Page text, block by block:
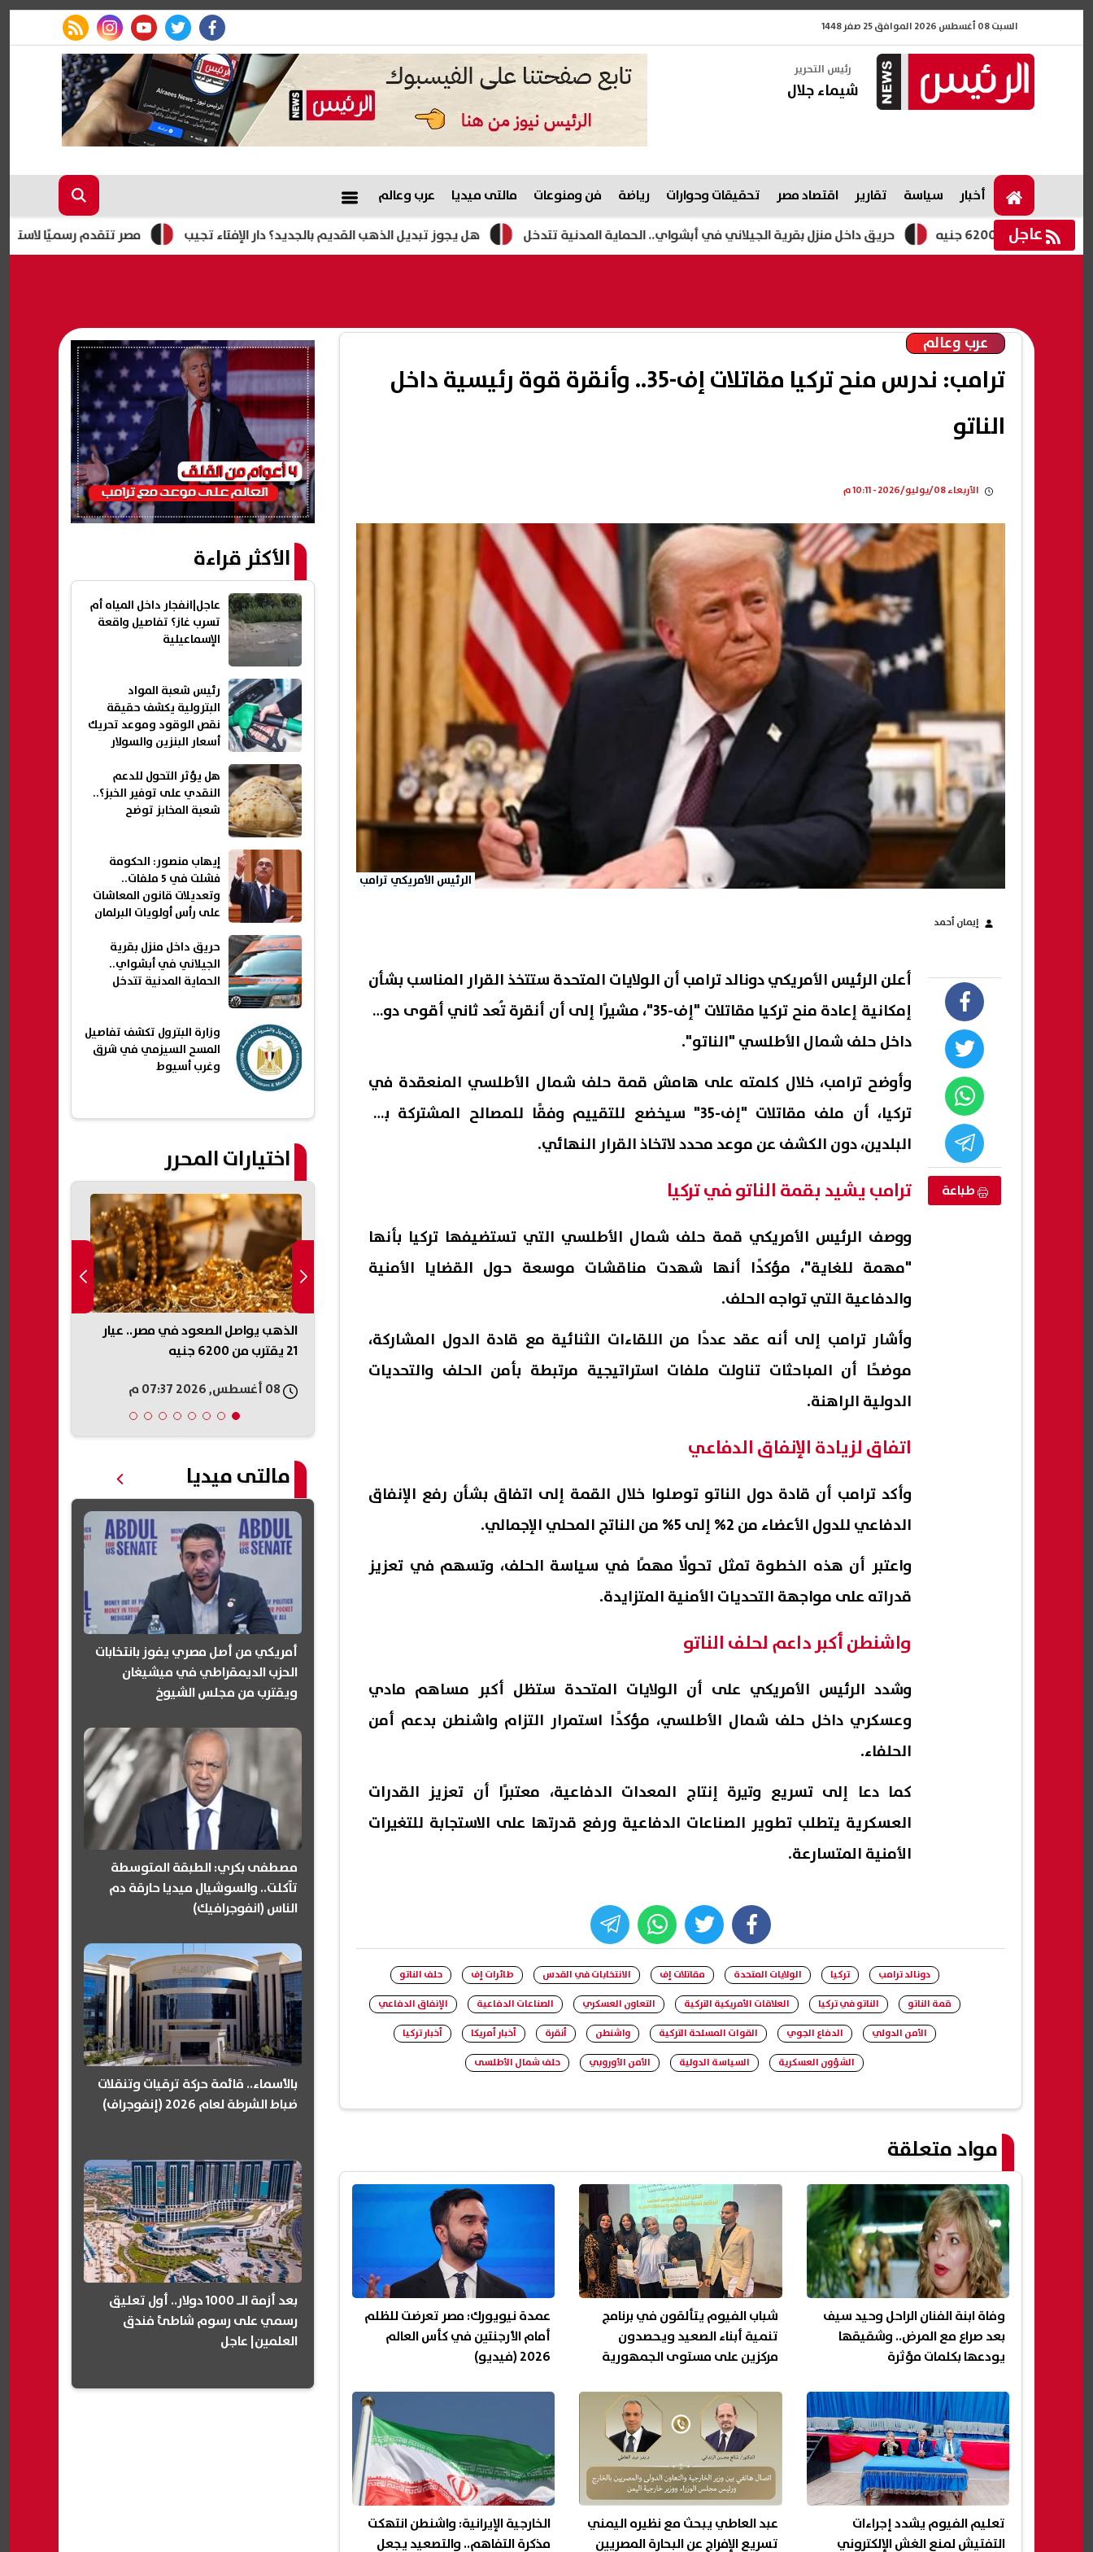
السبت 08 أغسطس 2026 الموافق 25 صفر 1448
facebook
twitter
youtube
instagram
rss feed
رئيس التحرير
شيماء جلال
أخبار سياسة تقارير اقتصاد مصر تحقيقات وحوارات رياضة فن ومنوعات مالتى ميديا عرب وعالم
عاجل مصر تتقدم رسميًا لاستضافة أمم إفريقيا تحت 23 عامًا المؤهلة هل يجوز تبديل الذهب القديم بالجديد؟ دار الإفتاء تجيب حريق داخل منزل بقرية الجيلاني في أبشواي.. الحماية المدنية تتدخل
عرب وعالم
ترامب: ندرس منح تركيا مقاتلات إف-35.. وأنقرة قوة رئيسية داخل
الناتو
الأربعاء 08/يوليو/2026 - 10:11 م
الرئيس الأمريكي ترامب
إيمان أحمد
طباعة
أعلن الرئيس الأمريكي دونالد ترامب أن الولايات المتحدة ستتخذ القرار المناسب بشأن
إمكانية إعادة منح تركيا مقاتلات "إف-35"، مشيرًا إلى أن أنقرة تُعد ثاني أقوى دولة
داخل حلف شمال الأطلسي "الناتو".
وأوضح ترامب، خلال كلمته على هامش قمة حلف شمال الأطلسي المنعقدة في
تركيا، أن ملف مقاتلات "إف-35" سيخضع للتقييم وفقًا للمصالح المشتركة بين
البلدين، دون الكشف عن موعد محدد لاتخاذ القرار النهائي.
ترامب يشيد بقمة الناتو في تركيا
ووصف الرئيس الأمريكي قمة حلف شمال الأطلسي التي تستضيفها تركيا بأنها
"مهمة للغاية"، مؤكدًا أنها شهدت مناقشات موسعة حول القضايا الأمنية
والدفاعية التي تواجه الحلف.
وأشار ترامب إلى أنه عقد عددًا من اللقاءات الثنائية مع قادة الدول المشاركة،
موضحًا أن المباحثات تناولت ملفات استراتيجية مرتبطة بأمن الحلف والتحديات
الدولية الراهنة.
اتفاق لزيادة الإنفاق الدفاعي
وأكد ترامب أن قادة دول الناتو توصلوا خلال القمة إلى اتفاق بشأن رفع الإنفاق
الدفاعي للدول الأعضاء من 2% إلى 5% من الناتج المحلي الإجمالي.
واعتبر أن هذه الخطوة تمثل تحولًا مهمًا في سياسة الحلف، وتسهم في تعزيز
قدراته على مواجهة التحديات الأمنية المتزايدة.
واشنطن أكبر داعم لحلف الناتو
وشدد الرئيس الأمريكي على أن الولايات المتحدة ستظل أكبر مساهم مادي
وعسكري داخل حلف شمال الأطلسي، مؤكدًا استمرار التزام واشنطن بدعم أمن
الحلفاء.
كما دعا إلى تسريع وتيرة إنتاج المعدات الدفاعية، معتبرًا أن تعزيز القدرات
العسكرية يتطلب تطوير الصناعات الدفاعية ورفع قدرتها على الاستجابة للتغيرات
الأمنية المتسارعة.
facebook
twitter
whats
دونالد ترامب تركيا الولايات المتحدة مقاتلات إف الانتخابات في القدس طائرات إف
حلف الناتو
قمة الناتو
الناتو في تركيا العلاقات الأمريكية التركية التعاون العسكري الصناعات الدفاعية
الإنفاق الدفاعي
الأمن الدولي
الدفاع الجوي القوات المسلحة التركية واشنطن أنقرة أخبار أمريكا
أخبار تركيا
الشؤون العسكرية
السياسة الدولية الأمن الأوروبي حلف شمال الأطلسى
مواد متعلقة
وفاة ابنة الفنان الراحل وحيد سيف
بعد صراع مع المرض.. وشقيقها
يودعها بكلمات مؤثرة
شباب الفيوم يتألقون في برنامج
تنمية أبناء الصعيد ويحصدون
مركزين على مستوى الجمهورية
عمدة نيويورك: مصر تعرضت للظلم
أمام الأرجنتين في كأس العالم
2026 (فيديو)
تعليم الفيوم يشدد إجراءات
التفتيش لمنع الغش الإلكتروني
عبد العاطي يبحث مع نظيره اليمني
تسريع الإفراج عن البحارة المصريين
الخارجية الإيرانية: واشنطن انتهكت
مذكرة التفاهم.. والتصعيد يجعل
الأكثر قراءة
عاجل|انفجار داخل المياه أم
تسرب غاز؟ تفاصيل واقعة
الإسماعيلية
رئيس شعبة المواد
البترولية يكشف حقيقة
نقص الوقود وموعد تحريك
أسعار البنزين والسولار
هل يؤثر التحول للدعم
النقدي على توفير الخبز؟..
شعبة المخابز توضح
إيهاب منصور: الحكومة
فشلت في 5 ملفات..
وتعديلات قانون المعاشات
على رأس أولويات البرلمان
حريق داخل منزل بقرية
الجيلاني في أبشواي..
الحماية المدنية تتدخل
وزارة البترول تكشف تفاصيل
المسح السيزمي في شرق
وغرب أسيوط
اختيارات المحرر
هل يجوز تبديل الذهب القديم
بالجديد؟ دار الإفتاء تجيب
«قبل ما تلبس في قضية»| 4 خطوات
تحميك من شرائح المحمول المسجلة
باسمك دون علمك.. محامٍ يوضح
هل يؤثر التحول للدعم النقدي على
توفير الخبز؟.. شعبة المخابز توضح
الذهب يواصل الصعود في مصر.. عيار
21 يقترب من 6200 جنيه
مالتى ميديا
أمريكي من أصل مصري يفوز بانتخابات
الحزب الديمقراطي في ميشيغان
ويقترب من مجلس الشيوخ
مصطفى بكري: الطبقة المتوسطة
تآكلت.. والسوشيال ميديا حارقة دم
الناس (انفوجرافيك)
بالأسماء.. قائمة حركة ترقيات وتنقلات
ضباط الشرطة لعام 2026 (إنفوجراف)
بعد أزمة الـ 1000 دولار.. أول تعليق
رسمي على رسوم شاطئ فندق
العلمين| عاجل